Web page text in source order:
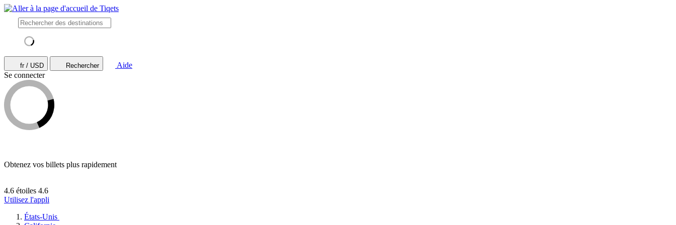
fr / USD Rechercher
Aide
Se connecter
Obtenez vos billets plus rapidement
4.6 étoiles 4.6
Utilisez l'appli
États-Unis